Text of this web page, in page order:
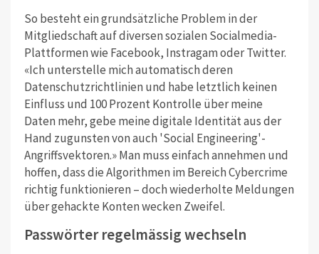
So besteht ein grundsätzliche Problem in der
Mitgliedschaft auf diversen sozialen Socialmedia-
Plattformen wie Facebook, Instragam oder Twitter.
«Ich unterstelle mich automatisch deren
Datenschutzrichtlinien und habe letztlich keinen
Einfluss und 100 Prozent Kontrolle über meine
Daten mehr, gebe meine digitale Identität aus der
Hand zugunsten von auch 'Social Engineering'-
Angriffsvektoren.» Man muss einfach annehmen und
hoffen, dass die Algorithmen im Bereich Cybercrime
richtig funktionieren – doch wiederholte Meldungen
über gehackte Konten wecken Zweifel.
Passwörter regelmässig wechseln